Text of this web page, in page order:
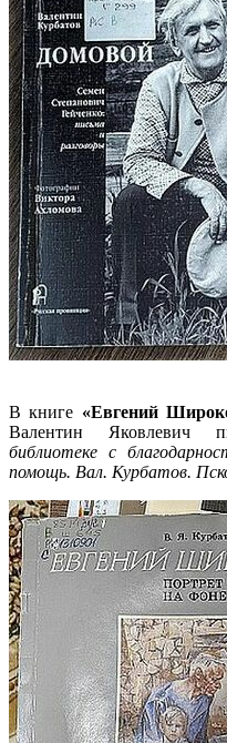
В книге «Евгений
Валентин Яковлевич
библиотеке с
помощь. Вал. Курбатов.